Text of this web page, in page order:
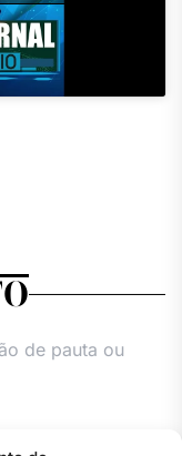
de pauta ou